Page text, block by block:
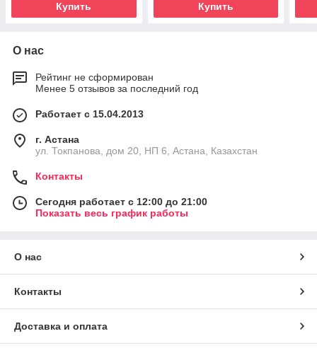
Купить Купить
О нас
Рейтинг не сформирован
Менее 5 отзывов за последний год
Работает с 15.04.2013
г. Астана
ул. Токпанова, дом 20, НП 6, Астана, Казахстан
Контакты
Сегодня работает с 12:00 до 21:00
Показать весь график работы
О нас
Контакты
Доставка и оплата